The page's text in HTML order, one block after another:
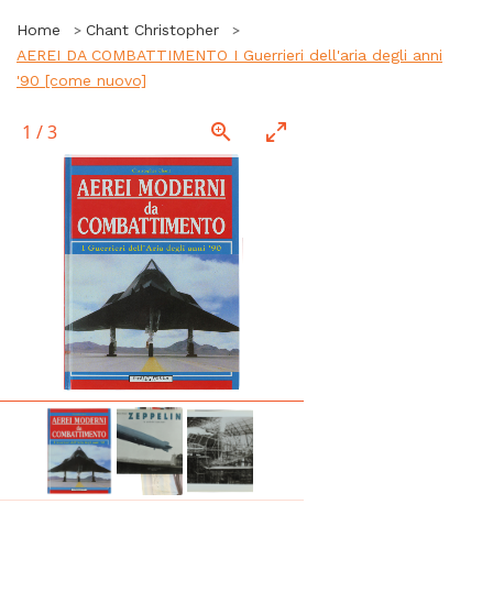
Home
Chant Christopher
AEREI DA COMBATTIMENTO I Guerrieri dell'aria degli anni
'90 [come nuovo]
1 /3